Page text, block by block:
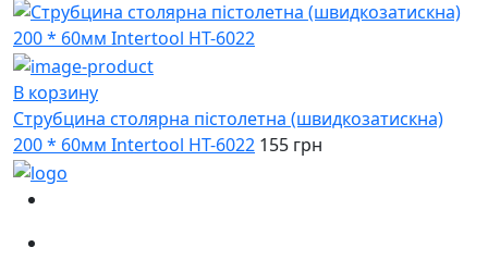
В корзину
Струбцина столярна пістолетна (швидкозатискна)
200 * 60мм Intertool HT-6022 155 грн